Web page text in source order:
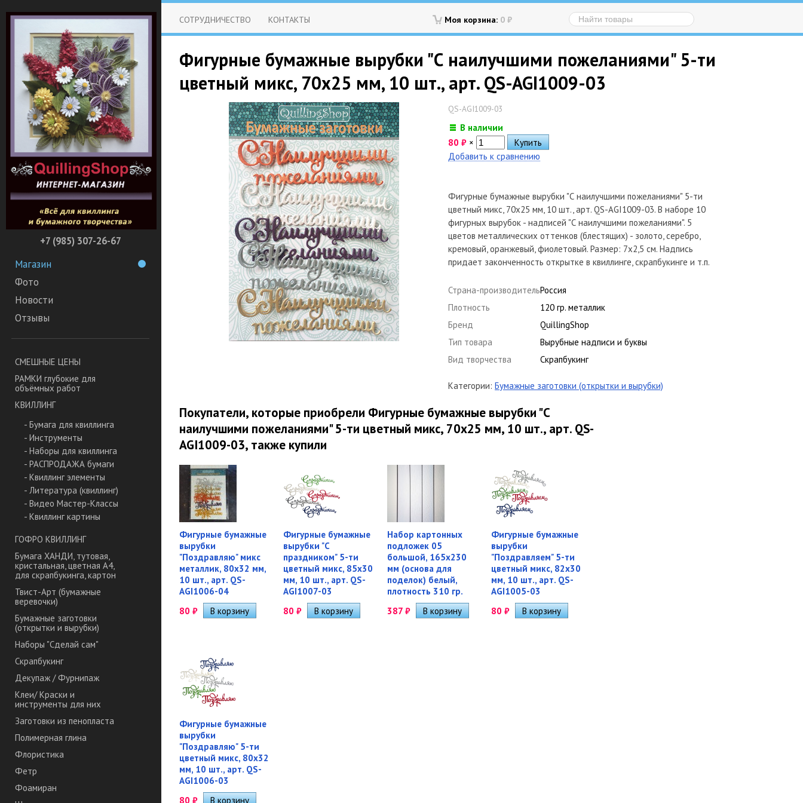
+7 (985) 307-26-67
Магазин
Фото
Новости
Отзывы
СМЕШНЫЕ ЦЕНЫ
РАМКИ глубокие для
объёмных работ
КВИЛЛИНГ
- Бумага для квиллинга
- Инструменты
- Наборы для квиллинга
- РАСПРОДАЖА бумаги
- Квиллинг элементы
- Литература (квиллинг)
- Видео Мастер-Классы
- Квиллинг картины
ГОФРО КВИЛЛИНГ
Бумага ХАНДИ, тутовая,
кристальная, цветная А4,
для скрапбукинга, картон
Твист-Арт (бумажные
веревочки)
Бумажные заготовки
(открытки и вырубки)
Наборы "Сделай сам"
Скрапбукинг
Декупаж / Фурнипаж
Клеи/ Краски и
инструменты для них
Заготовки из пенопласта
Полимерная глина
Флористика
Фетр
Фоамиран
Моя корзина: 0 ₽
СОТРУДНИЧЕСТВО КОНТАКТЫ
Фигурные бумажные вырубки "С наилучшими пожеланиями" 5-ти
цветный микс, 70х25 мм, 10 шт., арт. QS-AGI1009-03
QS-AGI1009-03
В наличии
80 ₽ ×
Добавить к сравнению
Фигурные бумажные вырубки "С наилучшими пожеланиями" 5-ти
цветный микс, 70х25 мм, 10 шт., арт. QS-AGI1009-03. В наборе 10
фигурных вырубок - надписей "С наилучшими пожеланиями". 5
цветов металлических оттенков (блестящих) - золото, серебро,
кремовый, оранжевый, фиолетовый. Размер: 7х2,5 см. Надпись
придает законченность открытке в квиллинге, скрапбукинге и т.п.
Страна-производительРоссия
Плотность
120 гр. металлик
Бренд
QuillingShop
Тип товара
Вырубные надписи и буквы
Вид творчества
Скрапбукинг
Категории: Бумажные заготовки (открытки и вырубки)
Покупатели, которые приобрели Фигурные бумажные вырубки "С
наилучшими пожеланиями" 5-ти цветный микс, 70х25 мм, 10 шт., арт. QS-
AGI1009-03, также купили
Фигурные бумажные
вырубки
"Поздравляю" микс
металлик, 80х32 мм,
10 шт., арт. QS-
AGI1006-04
80 ₽
Фигурные бумажные
вырубки "С
праздником" 5-ти
цветный микс, 85х30
мм, 10 шт., арт. QS-
AGI1007-03
80 ₽
Набор картонных
подложек 05
большой, 165х230
мм (основа для
поделок) белый,
плотность 310 гр.
387 ₽
Фигурные бумажные
вырубки
"Поздравляем" 5-ти
цветный микс, 82х30
мм, 10 шт., арт. QS-
AGI1005-03
80 ₽
Фигурные бумажные
вырубки
"Поздравляю" 5-ти
цветный микс, 80х32
мм, 10 шт., арт. QS-
AGI1006-03
80 ₽